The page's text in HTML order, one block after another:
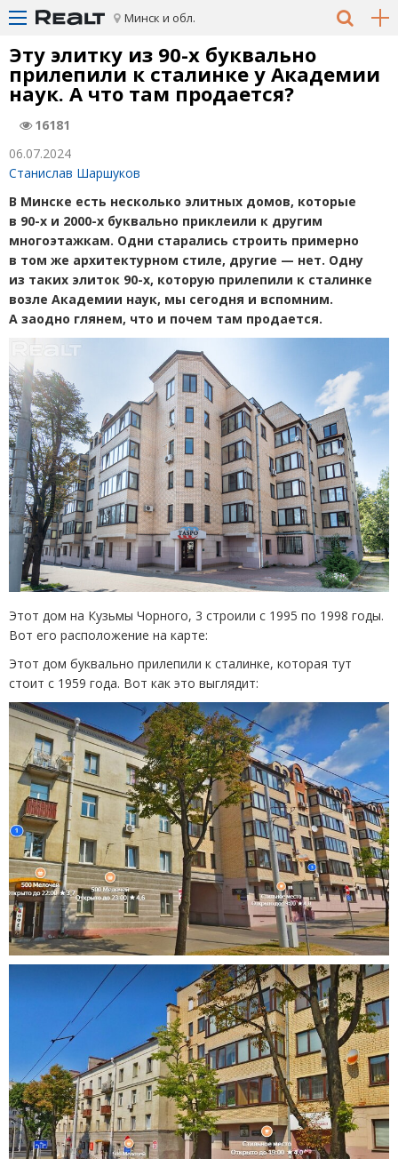
Минск и обл.
Эту элитку из 90-х буквально
прилепили к сталинке у Академии
наук. А что там продается?
16181
06.07.2024
Станислав Шаршуков
В Минске есть несколько элитных домов, которые
в 90-х и 2000-х буквально приклеили к другим
многоэтажкам. Одни старались строить примерно
в том же архитектурном стиле, другие — нет. Одну
из таких элиток 90-х, которую прилепили к сталинке
возле Академии наук, мы сегодня и вспомним.
А заодно глянем, что и почем там продается.
Этот дом на Кузьмы Чорного, 3 строили с 1995 по 1998 годы.
Вот его расположение на карте:
Этот дом буквально прилепили к сталинке, которая тут
стоит с 1959 года. Вот как это выглядит: